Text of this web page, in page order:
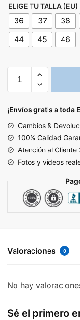
original
era:
219,99€.
ELIGE TU TALLA (EU)
36 37 38
44
45 46
B22
PALE
cantidad
¡Envíos gratis a toda
Cambios &
100% Calidad
Atención al Cliente
Fotos y videos
Valoraciones 0
No hay
Sé el primero